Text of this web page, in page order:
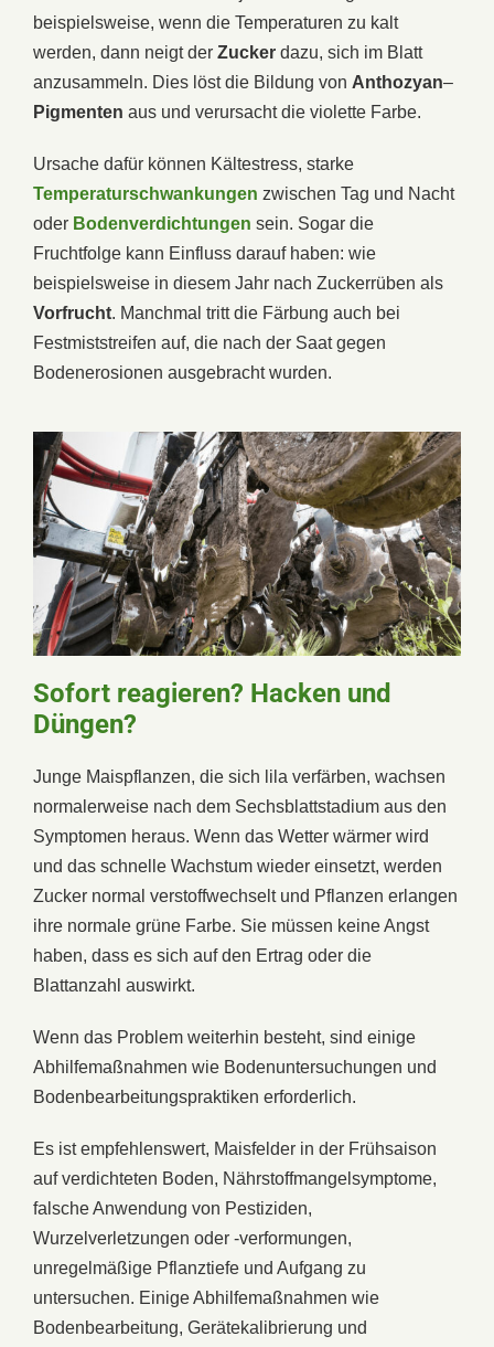
beispielsweise, wenn die Temperaturen zu kalt
werden, dann neigt der Zucker dazu, sich im Blatt
anzusammeln. Dies löst die Bildung von Anthozyan–
Pigmenten aus und verursacht die violette Farbe.
Ursache dafür können Kältestress, starke
Temperaturschwankungen zwischen Tag und Nacht
oder Bodenverdichtungen sein. Sogar die
Fruchtfolge kann Einfluss darauf haben: wie
beispielsweise in diesem Jahr nach Zuckerrüben als
Vorfrucht. Manchmal tritt die Färbung auch bei
Festmiststreifen auf, die nach der Saat gegen
Bodenerosionen ausgebracht wurden.
Sofort reagieren? Hacken und
Düngen?
Junge Maispflanzen, die sich lila verfärben, wachsen
normalerweise nach dem Sechsblattstadium aus den
Symptomen heraus. Wenn das Wetter wärmer wird
und das schnelle Wachstum wieder einsetzt, werden
Zucker normal verstoffwechselt und Pflanzen erlangen
ihre normale grüne Farbe. Sie müssen keine Angst
haben, dass es sich auf den Ertrag oder die
Blattanzahl auswirkt.
Wenn das Problem weiterhin besteht, sind einige
Abhilfemaßnahmen wie Bodenuntersuchungen und
Bodenbearbeitungspraktiken erforderlich.
Es ist empfehlenswert, Maisfelder in der Frühsaison
auf verdichteten Boden, Nährstoffmangelsymptome,
falsche Anwendung von Pestiziden,
Wurzelverletzungen oder -verformungen,
unregelmäßige Pflanztiefe und Aufgang zu
untersuchen. Einige Abhilfemaßnahmen wie
Bodenbearbeitung, Gerätekalibrierung und